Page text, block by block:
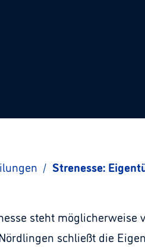
/ Strenesse:
steht
schließt die